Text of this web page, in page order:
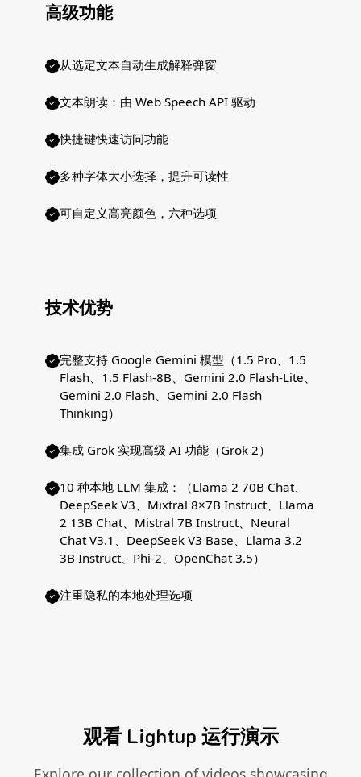
高级功能
从选定文本自动生成解释弹窗
文本朗读：由 Web Speech API 驱动
快捷键快速访问功能
多种字体大小选择，提升可读性
可自定义高亮颜色，六种选项
技术优势
完整支持 Google Gemini 模型（1.5 Pro、1.5
Flash、1.5 Flash-8B、Gemini 2.0 Flash-Lite、
Gemini 2.0 Flash、Gemini 2.0 Flash
Thinking）
集成 Grok 实现高级 AI 功能（Grok 2）
10 种本地 LLM 集成：（Llama 2 70B Chat、
DeepSeek V3、Mixtral 8×7B Instruct、Llama
2 13B Chat、Mistral 7B Instruct、Neural
Chat V3.1、DeepSeek V3 Base、Llama 3.2
3B Instruct、Phi-2、OpenChat 3.5）
注重隐私的本地处理选项
观看 Lightup 运行演示